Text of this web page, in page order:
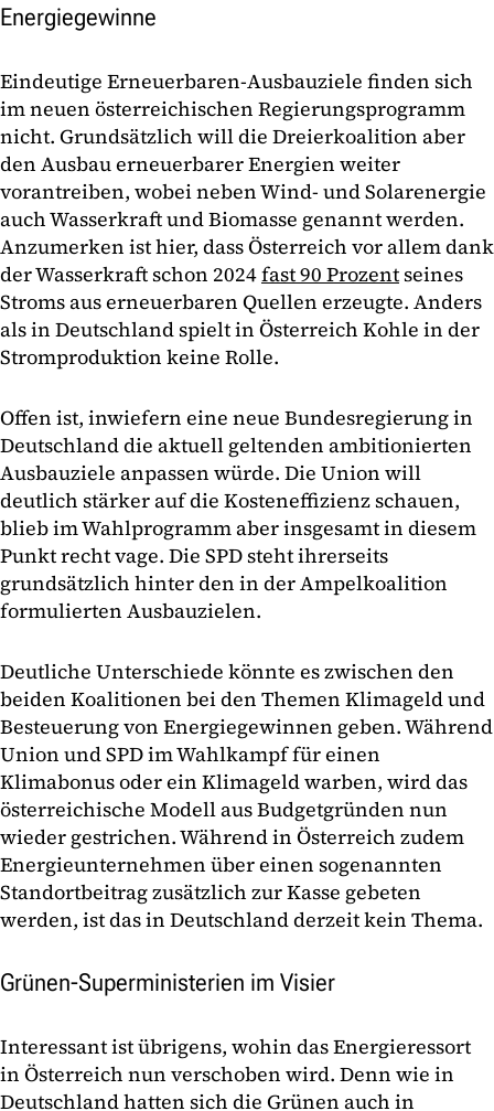
Energiegewinne
Eindeutige Erneuerbaren-Ausbauziele finden sich
im neuen österreichischen Regierungsprogramm
nicht. Grundsätzlich will die Dreierkoalition aber
den Ausbau erneuerbarer Energien weiter
vorantreiben, wobei neben Wind- und Solarenergie
auch Wasserkraft und Biomasse genannt werden.
Anzumerken ist hier, dass Österreich vor allem dank
der Wasserkraft schon 2024fast 90 Prozentseines
Stroms aus erneuerbaren Quellen erzeugte. Anders
als in Deutschland spielt in Österreich Kohle in der
Stromproduktion keine Rolle.
Offen ist, inwiefern eine neue Bundesregierung in
Deutschland die aktuell geltenden ambitionierten
Ausbauziele anpassen würde. Die Union will
deutlich stärker auf die Kosteneffizienz schauen,
blieb im Wahlprogramm aber insgesamt in diesem
Punkt recht vage. Die SPD steht ihrerseits
grundsätzlich hinter den in der Ampelkoalition
formulierten Ausbauzielen.
Deutliche Unterschiede könnte es zwischen den
beiden Koalitionen bei den Themen Klimageld und
Besteuerung von Energiegewinnen geben. Während
Union und SPD im Wahlkampf für einen
Klimabonus oder ein Klimageld warben, wird das
österreichische Modell aus Budgetgründen nun
wieder gestrichen. Während in Österreich zudem
Energieunternehmen über einen sogenannten
Standortbeitrag zusätzlich zur Kasse gebeten
werden, ist das in Deutschland derzeit kein Thema.
Grünen-Superministerien im Visier
Interessant ist übrigens, wohin das Energieressort
in Österreich nun verschoben wird. Denn wie in
Deutschland hatten sich die Grünen auch in